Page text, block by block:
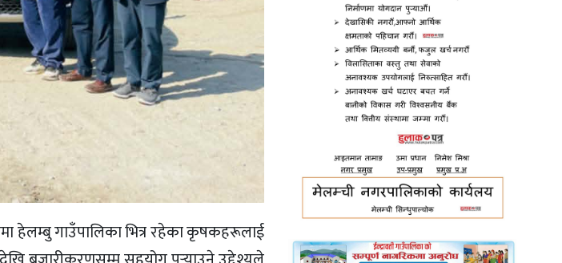
हेलम्बु गाउँपालिका भित्र रहेका कृषकहरूलाई